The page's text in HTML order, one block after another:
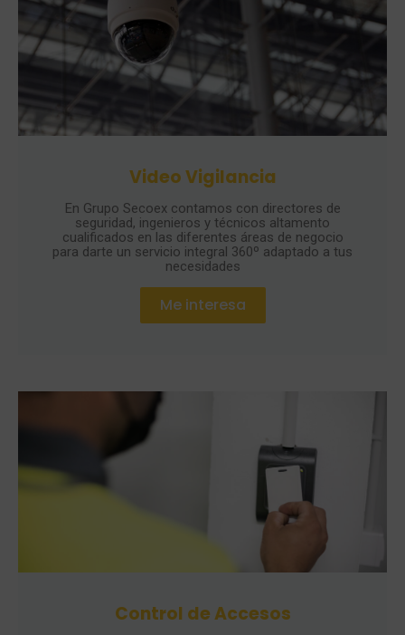
Video Vigilancia
En Grupo Secoex contamos con directores de
seguridad, ingenieros y técnicos altamento
cualificados en las diferentes áreas de negocio
para darte un servicio integral 360º adaptado a tus
necesidades
Me interesa
Control de Accesos